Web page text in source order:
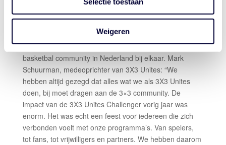
Weigeren
wedstrijdniveaus is het mogelijk om uiteindelijk zelf
onderdeel van de World Tour Masters te worden als
Daarnaast brengt een event van dit kaliber de hele
basketbal community in Nederland bij elkaar. Mark
Schuurman, medeoprichter van 3X3 Unites: “We
hebben altijd gezegd dat alles wat we als 3X3 Unites
doen, bij moet dragen aan de 3×3 community. De
impact van de 3X3 Unites Challenger vorig jaar was
enorm. Het was echt een feest voor iedereen die zich
verbonden voelt met onze programma’s. Van spelers,
tot fans, tot vrijwilligers en partners. We hebben daarom